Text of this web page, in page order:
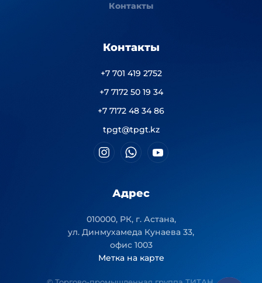
Контакты
Контакты
+7 701 419 2752
+7 7172 50 19 34
+7 7172 48 34 86
tpgt@tpgt.kz
Адрес
010000, РК, г. Астана,
ул. Динмухамеда Кунаева 33,
офис 1003
Метка на карте